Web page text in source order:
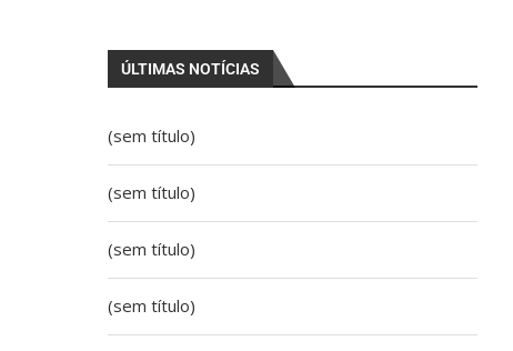
ÚLTIMAS NOTÍCIAS
(sem título)
(sem título)
(sem título)
(sem título)